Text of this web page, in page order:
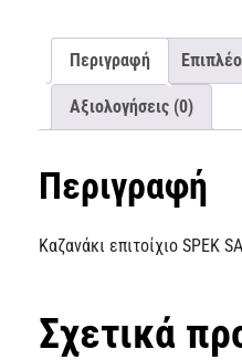
Περιγραφή
Αξιολογήσεις (0)
Περιγραφή
Καζανάκι επιτοίχιο SPEK
Σχετικά